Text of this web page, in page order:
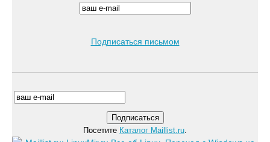
Подписаться письмом
Посетите Каталог Maillist.ru.